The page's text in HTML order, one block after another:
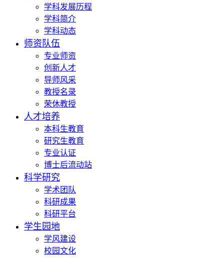
学科发展历程
学科简介
学科动态
师资队伍
专业师资
创新人才
导师风采
教授名录
荣休教授
人才培养
本科生教育
研究生教育
专业认证
博士后流动站
科学研究
学术团队
科研成果
科研平台
学生园地
学风建设
校园文化